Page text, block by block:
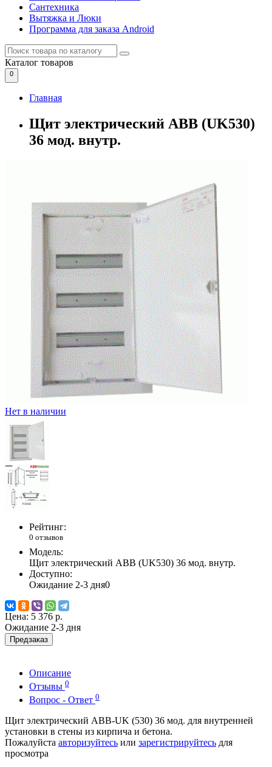
Сантехника
Вытяжка и Люки
Программа для заказа Android
Каталог товаров
0
Главная
Щит электрический ABB (UK530)
36 мод. внутр.
Нет в наличии
Рейтинг:
0 отзывов
Модель:
Щит электрический ABB (UK530) 36 мод. внутр.
Доступно:
Ожидание 2-3 дня0
Цена: 5 376 р.
Ожидание 2-3 дня
Предзаказ
Описание
Отзывы 0
Вопрос - Ответ 0
Щит электрический ABB-UK (530) 36 мод. для внутренней
установки в стены из кирпича и бетона.
Пожалуйста авторизуйтесь или зарегистрируйтесь для
просмотра